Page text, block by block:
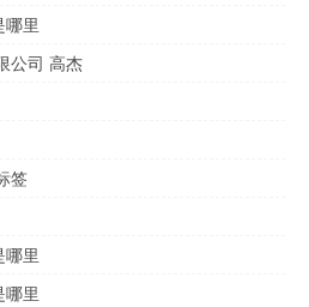
哪里
公司 高杰
签
哪里
哪里